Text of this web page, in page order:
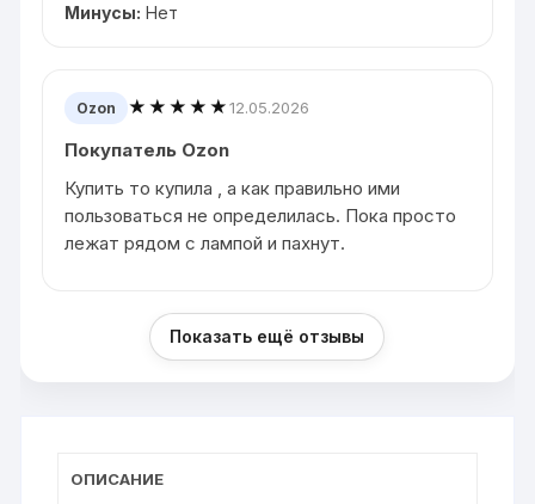
Минусы: Нет
Ozon ★★★★★12.05.2026
Покупатель Ozon
Купить то купила , а как правильно ими
пользоваться не определилась. Пока просто
лежат рядом с лампой и пахнут.
Показать ещё отзывы
ОПИСАНИЕ